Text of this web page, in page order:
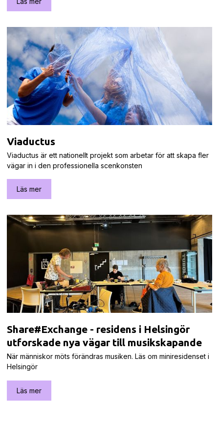
Viaductus
Viaductus är ett nationellt projekt som arbetar för att skapa fler
vägar in i den professionella scenkonsten
Läs mer
Share#Exchange - residens i Helsingör
utforskade nya vägar till musikskapande
När människor möts förändras musiken. Läs om miniresidenset i
Helsingör
Läs mer